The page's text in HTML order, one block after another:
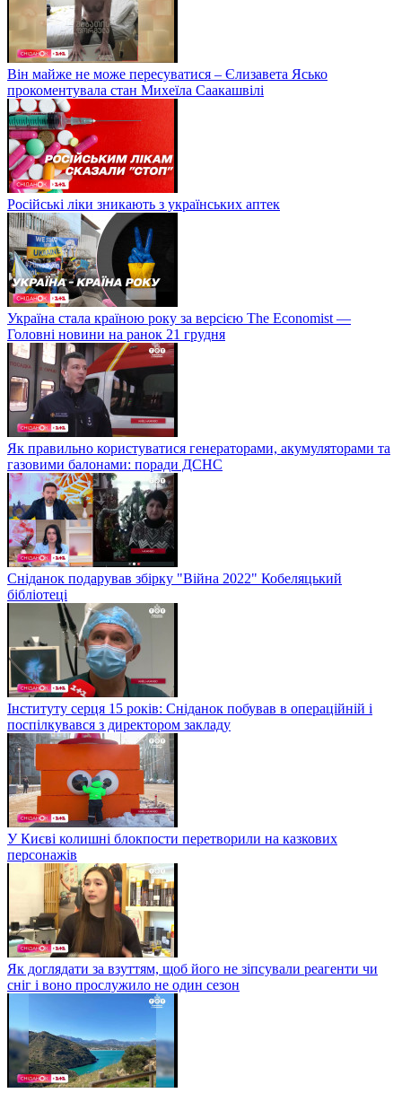
Він майже не може пересуватися – Єлизавета Ясько
прокоментувала стан Михеїла Саакашвілі
Російські ліки зникають з українських аптек
Україна стала країною року за версією The Economist —
Головні новини на ранок 21 грудня
Як правильно користуватися генераторами, акумуляторами та
газовими балонами: поради ДСНС
Сніданок подарував збірку "Війна 2022" Кобеляцький
бібліотеці
Інституту серця 15 років: Сніданок побував в операційній і
поспілкувався з директором закладу
У Києві колишні блокпости перетворили на казкових
персонажів
Як доглядати за взуттям, щоб його не зіпсували реагенти чи
сніг і воно прослужило не один сезон